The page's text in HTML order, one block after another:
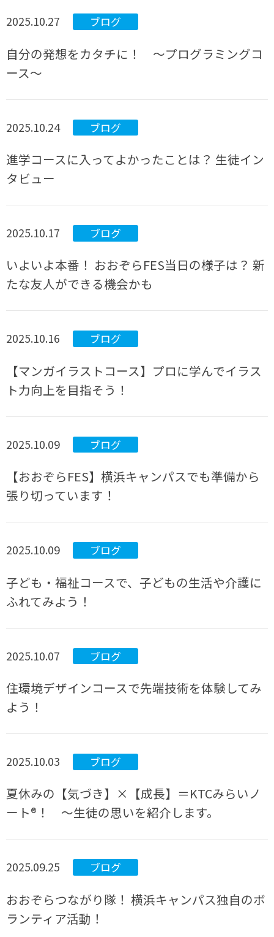
2025.10.27 ブログ
自分の発想をカタチに！ ～プログラミングコ
ース～
2025.10.24 ブログ
進学コースに入ってよかったことは？ 生徒イン
タビュー
2025.10.17 ブログ
いよいよ本番！ おおぞらFES当日の様子は？ 新
たな友人ができる機会かも
2025.10.16 ブログ
【マンガイラストコース】プロに学んでイラス
ト力向上を目指そう！
2025.10.09 ブログ
【おおぞらFES】横浜キャンパスでも準備から
張り切っています！
2025.10.09 ブログ
子ども・福祉コースで、子どもの生活や介護に
ふれてみよう！
2025.10.07 ブログ
住環境デザインコースで先端技術を体験してみ
よう！
2025.10.03 ブログ
夏休みの【気づき】×【成長】＝KTCみらいノ
ート®！ ～生徒の思いを紹介します。
2025.09.25 ブログ
おおぞらつながり隊！ 横浜キャンパス独自のボ
ランティア活動！